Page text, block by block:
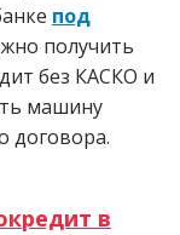
под
получить
без КАСКО и
машину
договора.
в